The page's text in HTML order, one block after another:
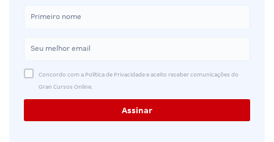
Concordo com a Política de Privacidade e aceito receber comunicações do
Gran Cursos Online.